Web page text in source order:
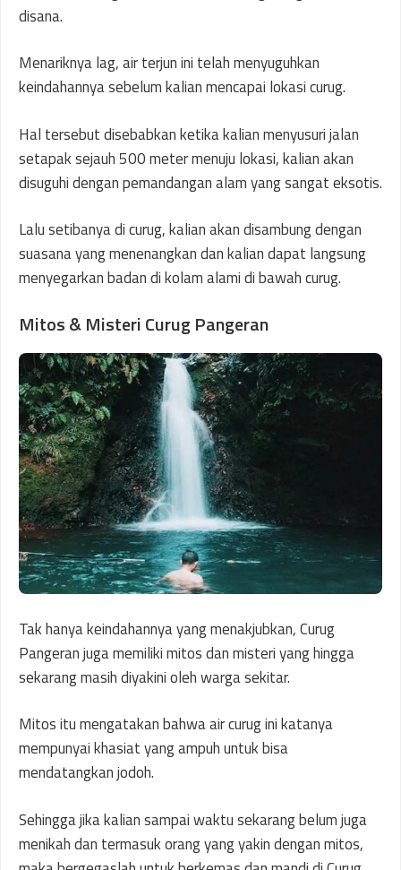
disana.
Menariknya lag, air terjun ini telah menyuguhkan
keindahannya sebelum kalian mencapai lokasi curug.
Hal tersebut disebabkan ketika kalian menyusuri jalan
setapak sejauh 500 meter menuju lokasi, kalian akan
disuguhi dengan pemandangan alam yang sangat eksotis.
Lalu setibanya di curug, kalian akan disambung dengan
suasana yang menenangkan dan kalian dapat langsung
menyegarkan badan di kolam alami di bawah curug.
Mitos & Misteri Curug Pangeran
Tak hanya keindahannya yang menakjubkan, Curug
Pangeran juga memiliki mitos dan misteri yang hingga
sekarang masih diyakini oleh warga sekitar.
Mitos itu mengatakan bahwa air curug ini katanya
mempunyai khasiat yang ampuh untuk bisa
mendatangkan jodoh.
Sehingga jika kalian sampai waktu sekarang belum juga
menikah dan termasuk orang yang yakin dengan mitos,